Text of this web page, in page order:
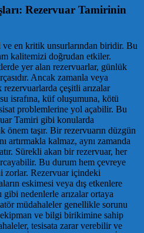
Rezervuar Tamirinin
ve en kritik unsurlarından biridir. Bu
kalitemizi doğrudan etkiler.
yer alan rezervuarlar, günlük
Ancak zamanla veya
rezervuarlarda çeşitli arızalar
israfına, küf oluşumuna, kötü
problemlerine yol açabilir. Bu
Tamiri gibi konularda
önem taşır. Bir rezervuarın düzgün
artırmakla kalmaz, aynı zamanda
Sürekli akan bir rezervuar, her
Bu durum hem çevreye
zorlar. Rezervuar içindeki
eskimesi veya dış etkenlere
gibi nedenlerle arızalar ortaya
müdahaleler genellikle sorunu
ve bilgi birikimine sahip
tesisata zarar verebilir ve